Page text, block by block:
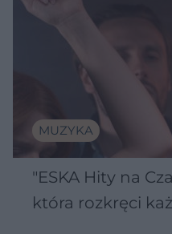
MUZYKA
"ESKA Hity na
która rozkręci